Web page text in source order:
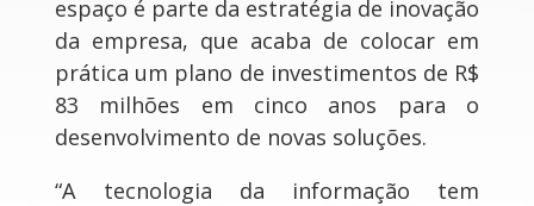
espaço é parte da estratégia de inovação
da empresa, que acaba de colocar em
prática um plano de investimentos de R$
83 milhões em cinco anos para o
desenvolvimento de novas soluções.
“A tecnologia da informação tem